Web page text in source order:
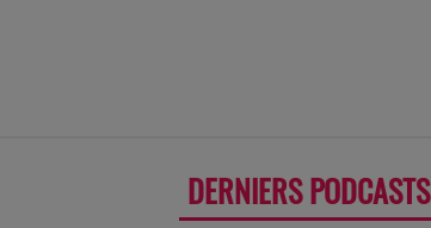
DERNIERS PODCASTS